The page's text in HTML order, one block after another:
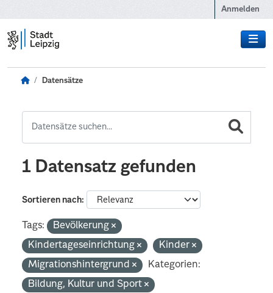
Anmelden
Datensätze
1 Datensatz gefunden
Sortieren nach
Tags:
Bevölkerung
Kindertageseinrichtung
Kinder
Migrationshintergrund
Kategorien:
Bildung, Kultur und Sport